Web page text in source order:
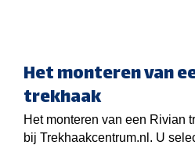
Het monteren van
trekhaak
Het monteren van een Rivian
bij Trekhaakcentrum.nl. U